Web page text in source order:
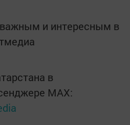
и интересным в
в
MАХ: